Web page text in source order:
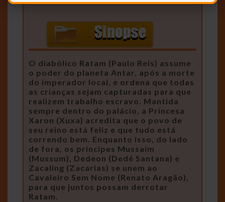
O diabólico Ratam (Paulo Reis) assume
o poder do planeta Antar, após a morte
do imperador local, e ordena que todas
as crianças sejam capturadas para que
realizem trabalho escravo. Mantida
sempre dentro do palácio, a Princesa
Xaron (Xuxa) acredita que o povo de
seu reino está feliz e que tudo está
correndo bem. Enquanto isso, do lado
de fora, os príncipes Mussaim
(Mussum), Dedeon (Dedé Santana) e
Zacaling (Zacarias) se unem ao
Cavaleiro Sem Nome (Renato Aragão),
para que juntos possam derrotar
Ratam.